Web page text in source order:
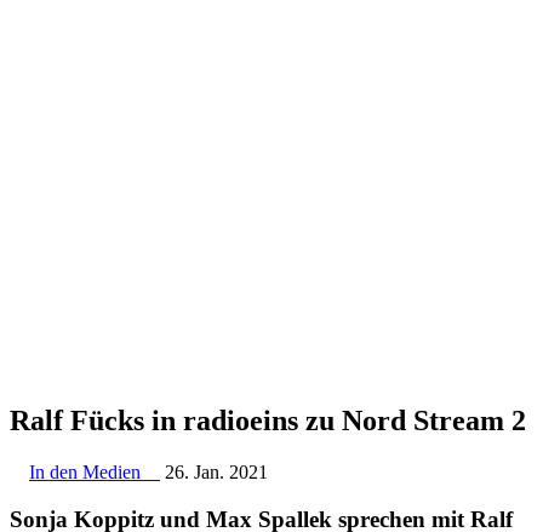
Ralf Fücks in radioeins zu Nord Stream 2
In den Medien 26. Jan. 2021
Sonja Koppitz und Max Spallek sprechen mit Ralf